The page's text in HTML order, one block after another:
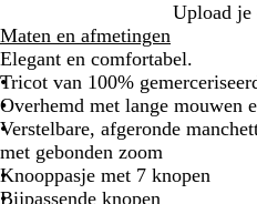
t
Upload je
Maten en afmetingen
Elegant en comfortabel.
Tricot van 100%
Overhemd met lange mouwen
Verstelbare, afgeronde
met gebonden zoom
Knooppasje met 7 knopen
Bijpassende knopen